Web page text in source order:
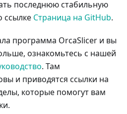
последнюю стабильную
ссылке Страница на GitHub.
программа OrcaSlicer и вы
ознакомьтесь с нашей
. Там
и приводятся ссылки на
которые помогут вам